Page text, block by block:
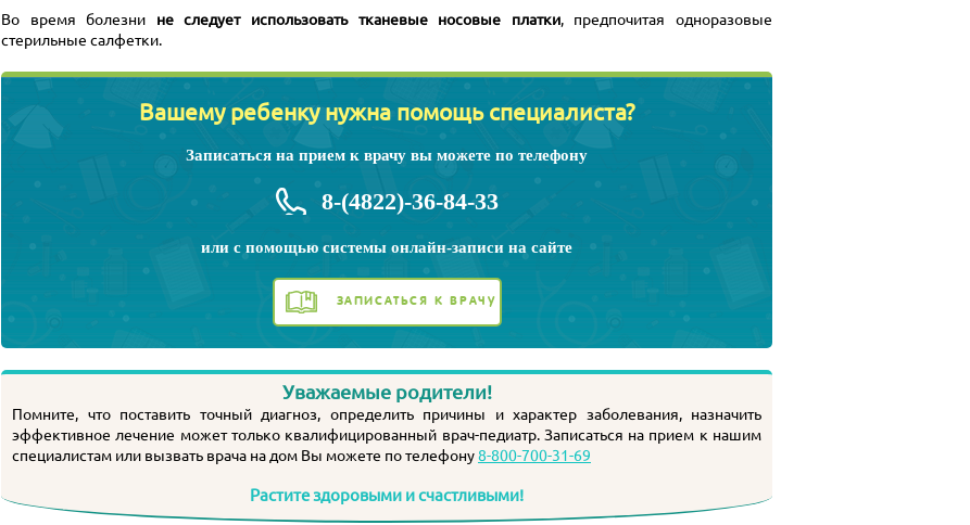
Во время болезни не следует использовать тканевые носовые платки, предпочитая одноразовые
стерильные салфетки.
Вашему ребенку нужна помощь специалиста?
Записаться на прием к врачу вы можете по телефону
8-(4822)-36-84-33
или с помощью системы онлайн-записи на сайте
ЗАПИСАТЬСЯ К ВРАЧУ
Уважаемые родители!
Помните, что поставить точный диагноз, определить причины и характер заболевания, назначить
эффективное лечение может только квалифицированный врач-педиатр. Записаться на прием к нашим
специалистам или вызвать врача на дом Вы можете по телефону8-800-700-31-69
Растите здоровыми и счастливыми!